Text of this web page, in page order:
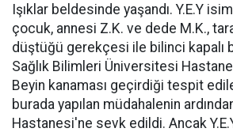
Işıklar beldesinde yaşandı. Y.E.Y
çocuk, annesi Z.K. ve dede M.K.,
düştüğü gerekçesi ile bilinci kapalı
Sağlık Bilimleri Üniversitesi
Beyin kanaması geçirdiği tespit
burada yapılan müdahalenin
Hastanesi'ne sevk edildi. Ancak